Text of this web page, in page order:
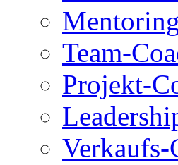
Team-
Projekt-